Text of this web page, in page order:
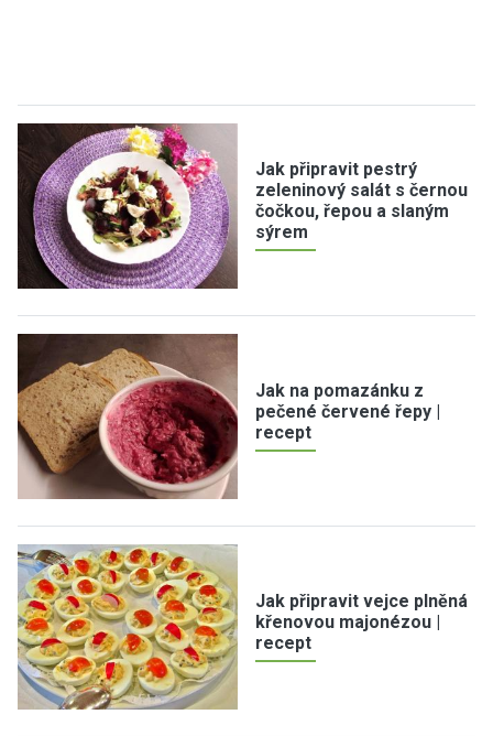
Jak připravit pestrý
zeleninový salát s černou
čočkou, řepou a slaným
sýrem
Jak na pomazánku z
pečené červené řepy |
recept
Jak připravit vejce plněná
křenovou majonézou |
recept